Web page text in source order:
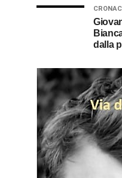
dalla